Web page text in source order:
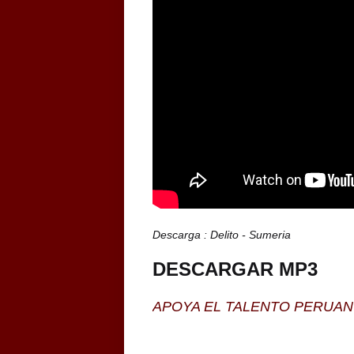
Descarga : Delito - Sumeria
DESCARGAR MP3
APOYA EL TALENTO